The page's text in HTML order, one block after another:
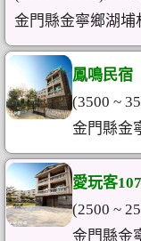
金門縣金寧鄉湖埔
鳳鳴民宿
(3500 ~
金門縣金
愛玩客107
(2500 ~
金門縣金